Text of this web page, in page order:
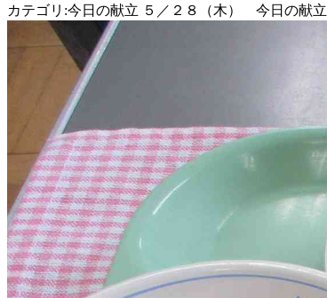
カテゴリ:今日の献立 ５／２８（木） 今日の献立